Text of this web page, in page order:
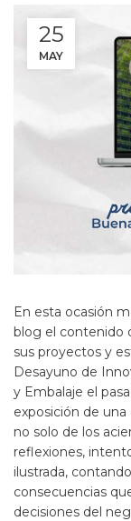
25
MAY
En esta ocasión
blog el contenido
sus proyectos y
Desayuno de
y Embalaje el
exposición de
no solo de los
reflexiones,
ilustrada,
consecuencias
decisiones del